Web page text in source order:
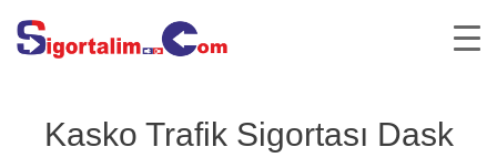
Kasko Trafik Sigortası Dask